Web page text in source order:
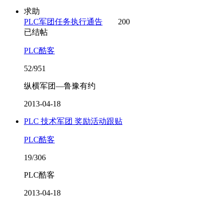
求助
PLC军团任务执行通告
200
已结帖
PLC酷客
52/951
纵横军团—鲁豫有约
2013-04-18
PLC 技术军团 奖励活动跟贴
PLC酷客
19/306
PLC酷客
2013-04-18